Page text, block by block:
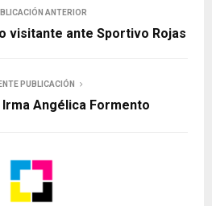
ANTERIOR
visitante ante Sportivo Rojas
PUBLICACIÓN
Angélica Formento